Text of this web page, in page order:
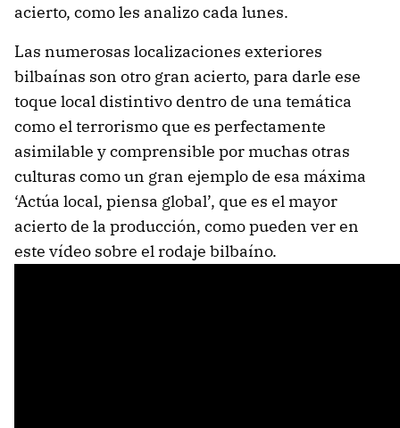
acierto, como les analizo cada lunes.
Las numerosas localizaciones exteriores
bilbaínas son otro gran acierto, para darle ese
toque local distintivo dentro de una temática
como el terrorismo que es perfectamente
asimilable y comprensible por muchas otras
culturas como un gran ejemplo de esa máxima
‘Actúa local, piensa global’, que es el mayor
acierto de la producción, como pueden ver en
este vídeo sobre el rodaje bilbaíno.